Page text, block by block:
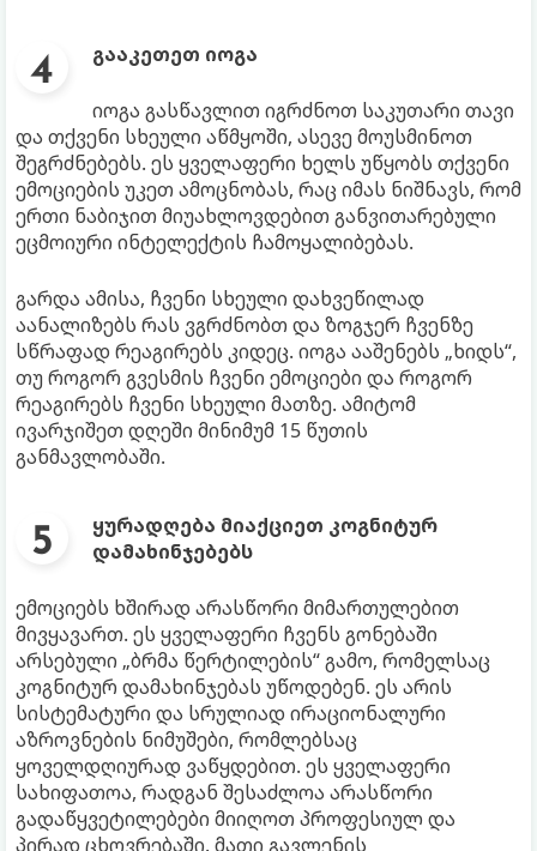
გააკეთეთ იოგა
იოგა გასწავლით იგრძნოთ საკუთარი თავი
და თქვენი სხეული აწმყოში, ასევე მოუსმინოთ
შეგრძნებებს. ეს ყველაფერი ხელს უწყობს თქვენი
ემოციების უკეთ ამოცნობას, რაც იმას ნიშნავს, რომ
ერთი ნაბიჯით მიუახლოვდებით განვითარებული
ეცმოიური ინტელექტის ჩამოყალიბებას.
გარდა ამისა, ჩვენი სხეული დახვეწილად
აანალიზებს რას ვგრძნობთ და ზოგჯერ ჩვენზე
სწრაფად რეაგირებს კიდეც. იოგა ააშენებს „ხიდს“,
თუ როგორ გვესმის ჩვენი ემოციები და როგორ
რეაგირებს ჩვენი სხეული მათზე. ამიტომ
ივარჯიშეთ დღეში მინიმუმ 15 წუთის
განმავლობაში.
ყურადღება მიაქციეთ კოგნიტურ
დამახინჯებებს
ემოციებს ხშირად არასწორი მიმართულებით
მივყავართ. ეს ყველაფერი ჩვენს გონებაში
არსებული „ბრმა წერტილების“ გამო, რომელსაც
კოგნიტურ დამახინჯებას უწოდებენ. ეს არის
სისტემატური და სრულიად ირაციონალური
აზროვნების ნიმუშები, რომლებსაც
ყოველდღიურად ვაწყდებით. ეს ყველაფერი
სახიფათოა, რადგან შესაძლოა არასწორი
გადაწყვეტილებები მიიღოთ პროფესიულ და
პირად ცხოვრებაში. მათი გავლენის